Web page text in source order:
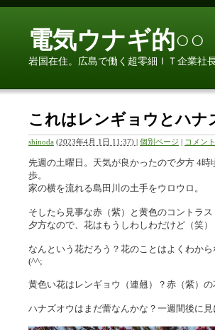
電気ウナギ的○○
岩国在住。広島で働く超零細ＩＴ企業社
これはレンギョウとハ
shinoda (2023年4月 1日 11:37) | 個別ページ | コメン
先週の土曜日。天気が良かったので夕方 4時
歩。
家の横を流れる島田川の土手をウロウロ。
そしたら見事な赤（紫）と黄色のコントラ
夕方なので、花はもうしわしわだけど（笑）
なんという花だろう？花のことはよくわか
(^^;
黄色い花はレンギョウ（連翹）？赤（紫）
ハナズオウはまだ蕾なんかな？一週間後に